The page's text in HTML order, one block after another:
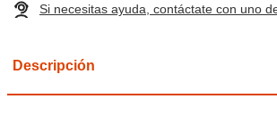
Si necesitas ayuda, contáctate con uno
Descripción